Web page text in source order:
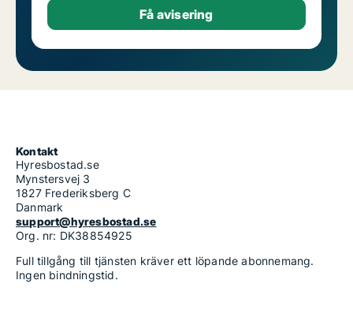
Kontakt
Hyresbostad.se
Mynstersvej 3
1827 Frederiksberg C
Danmark
support@hyresbostad.se
Org. nr: DK38854925
Full tillgång till tjänsten kräver ett löpande abonnemang.
Ingen bindningstid.